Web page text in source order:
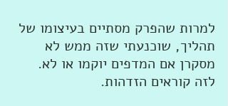
למרות שהפרק מסתיים בעיצומו של
תהליך, שוכנעתי שזה ממש לא
מסקרן אם המדפים יוקמו או לא.
לזה קוראים הזדהות.